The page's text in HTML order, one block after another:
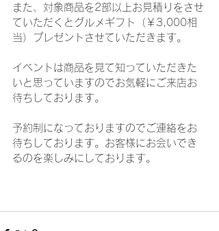
また、対象商品を2部以上お見積りをさせ
ていただくとグルメギフト（￥3,000相
当）プレゼントさせていただきます。
イベントは商品を見て知っていただきた
いと思っていますのでお気軽にご来店お
待ちしております。
予約制になっておりますのでご連絡をお
待ちしております。お客様にお会いでき
るのを楽しみにしております。